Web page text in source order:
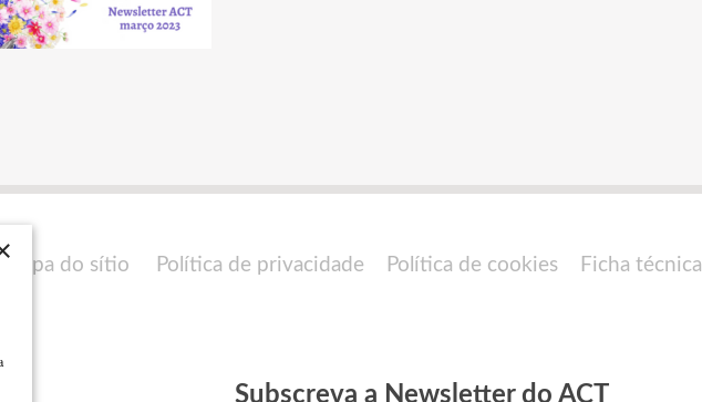
Mapa do sítio Política de privacidade Política de cookies Ficha técnica
Subscreva a Newsletter do ACT